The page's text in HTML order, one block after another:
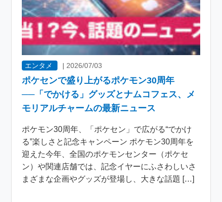
エンタメ |2026/07/03
ポケセンで盛り上がるポケモン30周年
──「でかける」グッズとナムコフェス、メ
モリアルチャームの最新ニュース
ポケモン30周年、「ポケセン」で広がる“でかけ
る”楽しさと記念キャンペーン ポケモン30周年を
迎えた今年、全国のポケモンセンター（ポケセ
ン）や関連店舗では、記念イヤーにふさわしいさ
まざまな企画やグッズが登場し、大きな話題 […]